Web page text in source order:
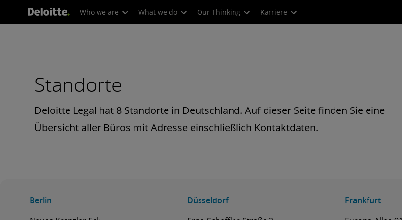
Who we are What we do Our Thinking Karriere
Standorte
Deloitte Legal hat 8 Standorte in Deutschland. Auf dieser Seite finden Sie eine
Übersicht aller Büros mit Adresse einschließlich Kontaktdaten.
Berlin
Düsseldorf
Frankfurt